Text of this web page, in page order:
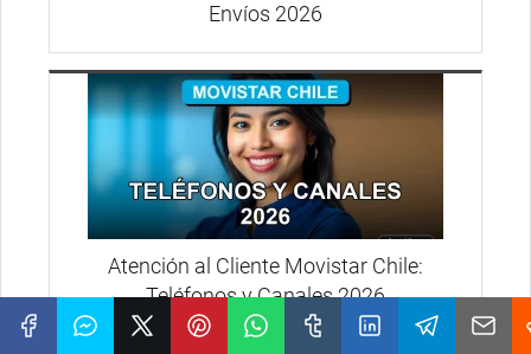
Envíos 2026
Atención al Cliente Movistar Chile:
Teléfonos y Canales 2026